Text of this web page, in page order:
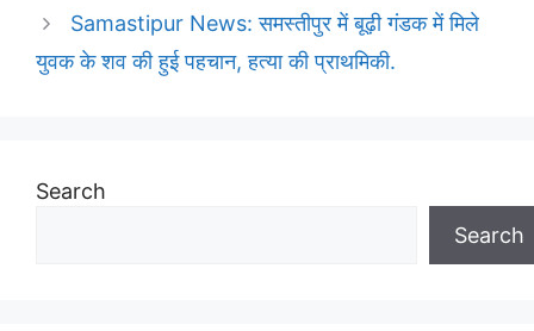
Samastipur News: समस्तीपुर में बूढ़ी गंडक में मिले
युवक के शव की हुई पहचान, हत्या की प्राथमिकी.
Search
Search